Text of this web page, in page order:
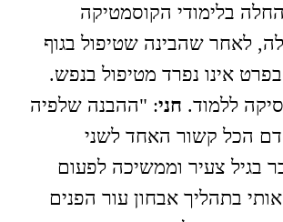
ה-80 החלה בלימודי הקוסמטיקה
לאחר שהבינה שטיפול בגוף
אינו נפרד מטיפול בנפש.
ללמוד. חני: "ההבנה שלפיה
הכל קשור האחד לשני
בגיל צעיר וממשיכה לפעום
אותי בתהליך אבחון עור הפנים